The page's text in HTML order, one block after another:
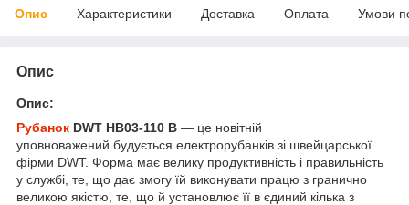
Опис Характеристики Доставка Оплата Умови
Опис
Опис:
Рубанок DWT HB03-110 B — це новітній
уповноважений будується електрорубанків зі швейцарської
фірми DWT. Форма має велику продуктивність і правильність
у службі, те, що дає змогу їй виконувати працю з гранично
великою якістю, те, що й установлює її в єдиний кілька з